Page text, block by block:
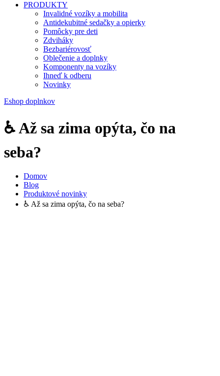
PRODUKTY
Invalidné vozíky a mobilita
Antidekubitné sedačky a opierky
Pomôcky pre deti
Zdviháky
Bezbariérovosť
Oblečenie a doplnky
Komponenty na vozíky
Ihneď k odberu
Novinky
Eshop doplnkov
♿️ Až sa zima opýta, čo na
seba?
Domov
Blog
Produktové novinky
♿️ Až sa zima opýta, čo na seba?